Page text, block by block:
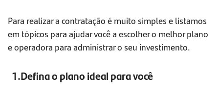
Para realizar a contratação é muito simples e listamos
em tópicos para ajudar você a escolher o melhor plano
e operadora para administrar o seu investimento.
1.Defina o plano ideal para você